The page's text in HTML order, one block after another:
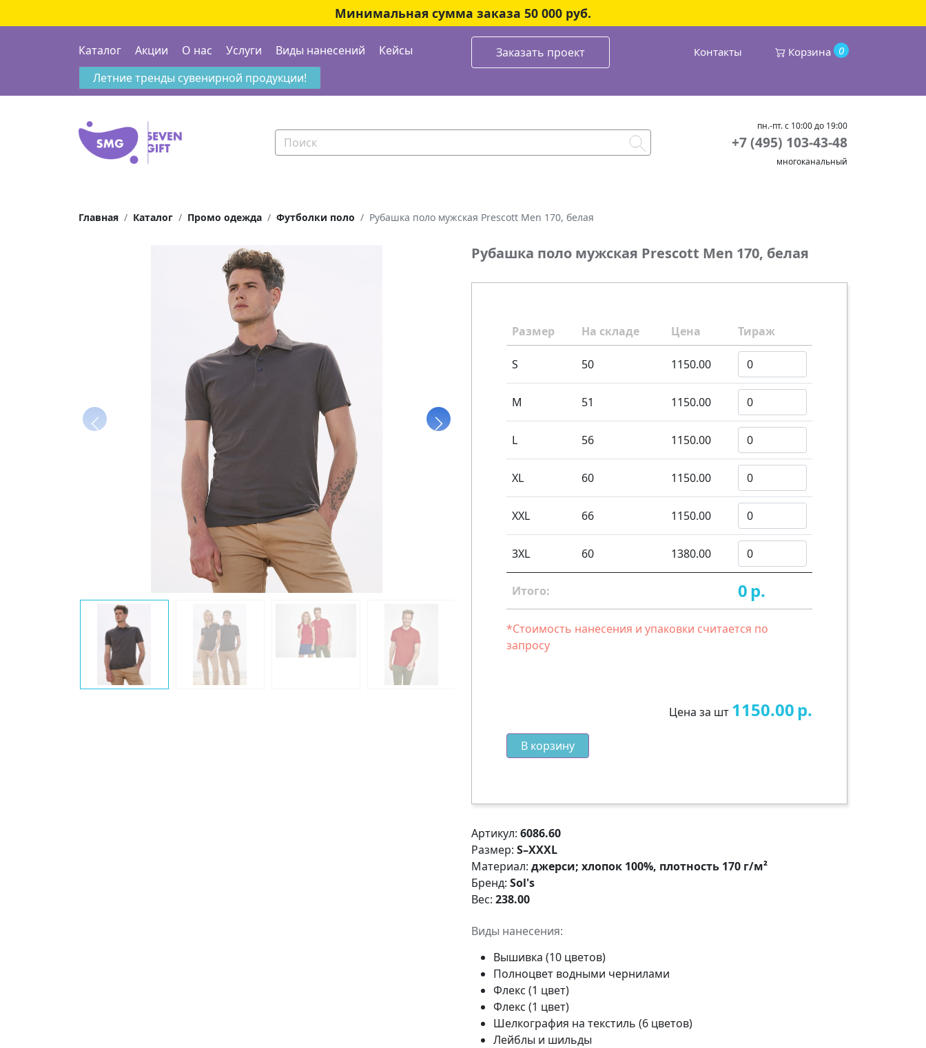
Минимальная сумма заказа 50 000 руб.
Каталог Акции О нас Услуги Виды нанесений Кейсы Заказать проект Контакты 0
Корзина
Летние тренды сувенирной продукции!
пн.-пт. с 10:00 до 19:00
+7 (495) 103-43-48
многоканальный
Главная Каталог Промо одежда Футболки поло Рубашка поло мужская Prescott Men 170, белая
Рубашка поло мужская Prescott Men 170, белая
Размер На складе Цена Тираж
S 50 1150.00
M 51 1150.00
L 56 1150.00
XL 60 1150.00
XXL 66 1150.00
3XL 60 1380.00
Итого: 0р.
*Стоимость нанесения и упаковки считается по
запросу
Цена за шт 1150.00р.
В корзину
Артикул: 6086.60
Размер: S–XXXL
Материал: джерси; хлопок 100%, плотность 170 г/м²
Бренд: Sol's
Вес: 238.00
Виды нанесения:
Вышивка (10 цветов)
Полноцвет водными чернилами
Флекс (1 цвет)
Флекс (1 цвет)
Шелкография на текстиль (6 цветов)
Лейблы и шильды